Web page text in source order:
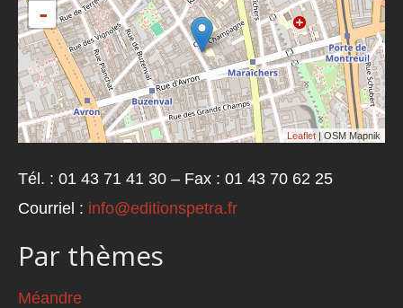
-
Leaflet | OSM Mapnik
Tél. : 01 43 71 41 30 – Fax : 01 43 70 62 25
Courriel : info@editionspetra.fr
Par thèmes
Méandre